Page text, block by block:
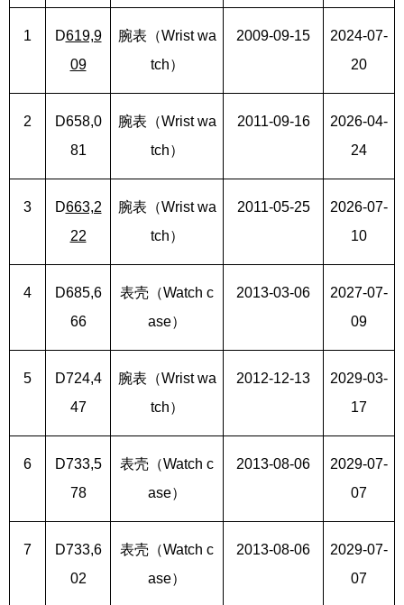
1 D619,9
09
腕表（Wrist wa
tch）
2009-09-15
2024-07-
20
2
D658,0
81
腕表（Wrist wa
tch）
2011-09-16
2026-04-
24
3 D663,2
22
腕表（Wrist wa
tch）
2011-05-25
2026-07-
10
4
D685,6
66
表壳（Watch c
ase）
2013-03-06
2027-07-
09
5
D724,4
47
腕表（Wrist wa
tch）
2012-12-13
2029-03-
17
6
D733,5
78
表壳（Watch c
ase）
2013-08-06
2029-07-
07
7
D733,6
02
表壳（Watch c
ase）
2013-08-06
2029-07-
07